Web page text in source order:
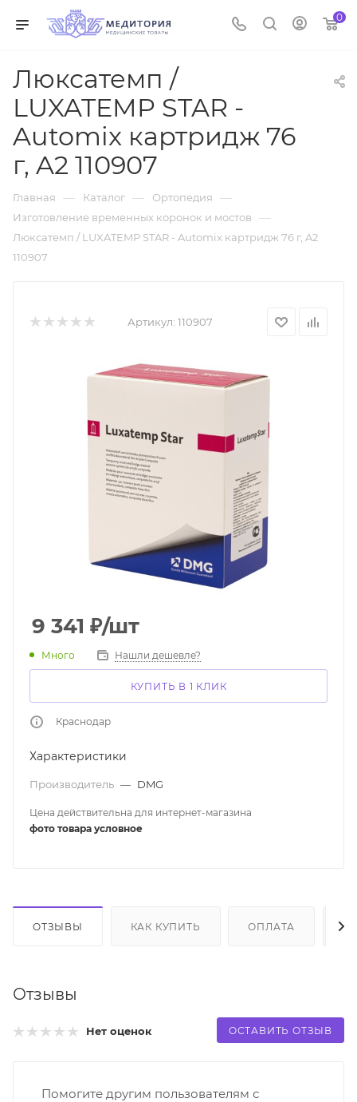
0
Люксатемп /
LUXATEMP STAR -
Automix картридж 76
г, A2 110907
Главная — Каталог — Ортопедия —
Изготовление временных коронок и мостов —
Люксатемп / LUXATEMP STAR - Automix картридж 76 г, A2
110907
Артикул: 110907
9 341 ₽/шт
Много Нашли дешевле?
КУПИТЬ В 1 КЛИК
Краснодар
Характеристики
Производитель — DMG
Цена действительна для интернет-магазина
фото товара условное
ОТЗЫВЫ КАК КУПИТЬ ОПЛАТА
Отзывы
Нет оценок ОСТАВИТЬ ОТЗЫВ
Помогите другим пользователям с